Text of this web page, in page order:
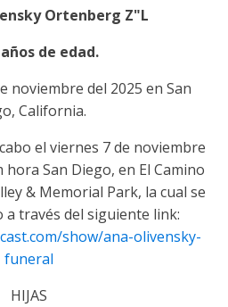
Ortenberg Z"L
de edad.
noviembre del 2025 en San
California.
el viernes 7 de noviembre
hora San Diego, en El Camino
& Memorial Park, la cual se
través del siguiente link:
show/ana-olivensky-
funeral
HIJAS